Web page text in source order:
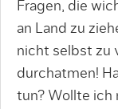
Fragen, die
an Land zu
nicht selbst zu
durchatmen!
tun? Wollte ich